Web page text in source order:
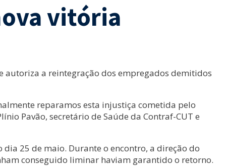
vitória
autoriza a reintegração dos empregados demitidos
reparamos esta injustiça cometida pelo
Pavão, secretário de Saúde da Contraf-CUT e
25 de maio. Durante o encontro, a direção do
conseguido liminar haviam garantido o retorno.